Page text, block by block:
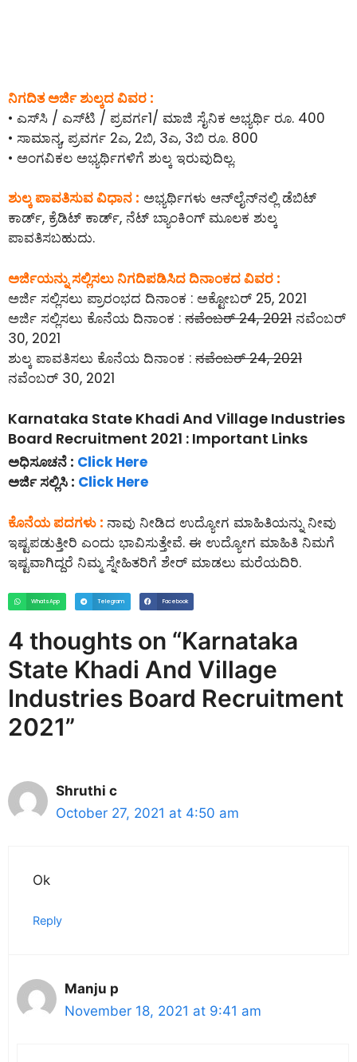
ನಿಗದಿತ ಅರ್ಜಿ ಶುಲ್ಕದ ವಿವರ :
• ಎಸ್‌ಸಿ / ಎಸ್‌ಟಿ / ಪ್ರವರ್ಗ1/ ಮಾಜಿ ಸೈನಿಕ ಅಭ್ಯರ್ಥಿ ರೂ. 400
• ಸಾಮಾನ್ಯ, ಪ್ರವರ್ಗ 2ಎ, 2ಬಿ, 3ಎ, 3ಬಿ ರೂ. 800
• ಅಂಗವಿಕಲ ಅಭ್ಯರ್ಥಿಗಳಿಗೆ ಶುಲ್ಕ ಇರುವುದಿಲ್ಲ.
ಶುಲ್ಕ ಪಾವತಿಸುವ ವಿಧಾನ : ಅಭ್ಯರ್ಥಿಗಳು ಆನ್‌ಲೈನ್‌ನಲ್ಲಿ ಡೆಬಿಟ್
ಕಾರ್ಡ್, ಕ್ರೆಡಿಟ್ ಕಾರ್ಡ್, ನೆಟ್ ಬ್ಯಾಂಕಿಂಗ್ ಮೂಲಕ ಶುಲ್ಕ
ಪಾವತಿಸಬಹುದು.
ಅರ್ಜಿಯನ್ನು ಸಲ್ಲಿಸಲು ನಿಗದಿಪಡಿಸಿದ ದಿನಾಂಕದ ವಿವರ :
ಅರ್ಜಿ ಸಲ್ಲಿಸಲು ಪ್ರಾರಂಭದ ದಿನಾಂಕ : ಅಕ್ಟೋಬರ್ 25, 2021
ಅರ್ಜಿ ಸಲ್ಲಿಸಲು ಕೊನೆಯ ದಿನಾಂಕ : ನವೆಂಬರ್ 24, 2021 ನವೆಂಬರ್
30, 2021
ಶುಲ್ಕ ಪಾವತಿಸಲು ಕೊನೆಯ ದಿನಾಂಕ : ನವೆಂಬರ್ 24, 2021
ನವೆಂಬರ್ 30, 2021
Karnataka State Khadi And Village Industries
Board Recruitment 2021 : Important Links
ಅಧಿಸೂಚನೆ : Click Here
ಅರ್ಜಿ ಸಲ್ಲಿಸಿ : Click Here
ಕೊನೆಯ ಪದಗಳು : ನಾವು ನೀಡಿದ ಉದ್ಯೋಗ ಮಾಹಿತಿಯನ್ನು ನೀವು
ಇಷ್ಟಪಡುತ್ತೀರಿ ಎಂದು ಭಾವಿಸುತ್ತೇವೆ. ಈ ಉದ್ಯೋಗ ಮಾಹಿತಿ ನಿಮಗೆ
ಇಷ್ಟವಾಗಿದ್ದರೆ ನಿಮ್ಮ ಸ್ನೇಹಿತರಿಗೆ ಶೇರ್ ಮಾಡಲು ಮರೆಯದಿರಿ.
WhatsApp Telegram Facebook
4 thoughts on “Karnataka
State Khadi And Village
Industries Board Recruitment
2021”
Shruthi c
October 27, 2021 at 4:50 am
Ok
Reply
Manju p
November 18, 2021 at 9:41 am